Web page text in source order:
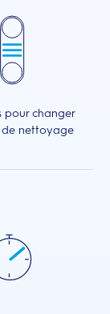
pour changer
nettoyage